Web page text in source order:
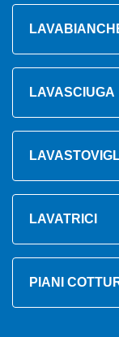
LAVASCIUGA
LAVATRICI
PIANI